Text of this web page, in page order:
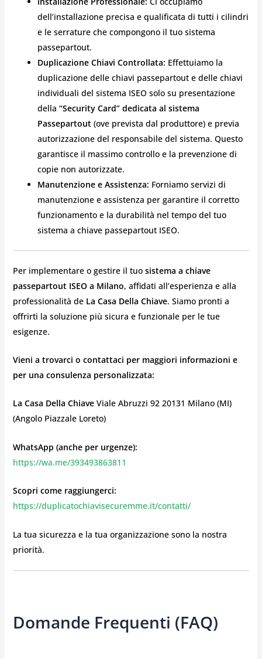
dell’installazione precisa e qualificata di tutti i cilindri
e le serrature che compongono il tuo sistema
passepartout.
Duplicazione Chiavi Controllata: Effettuiamo la
duplicazione delle chiavi passepartout e delle chiavi
individuali del sistema ISEO solo su presentazione
della “Security Card” dedicata al sistema
Passepartout(ove prevista dal produttore) e previa
autorizzazione del responsabile del sistema. Questo
garantisce il massimo controllo e la prevenzione di
copie non autorizzate.
Manutenzione e Assistenza: Forniamo servizi di
manutenzione e assistenza per garantire il corretto
funzionamento e la durabilità nel tempo del tuo
sistema a chiave passepartout ISEO.
Per implementare o gestire il tuo sistema a chiave
passepartout ISEO a Milano, affidati all’esperienza e alla
professionalità de La Casa Della Chiave. Siamo pronti a
offrirti la soluzione più sicura e funzionale per le tue
esigenze.
Vieni a trovarci o contattaci per maggiori informazioni e
per una consulenza personalizzata:
La Casa Della ChiaveViale Abruzzi 92 20131 Milano (MI)
(Angolo Piazzale Loreto)
WhatsApp (anche per urgenze):
https://wa.me/393493863811
Scopri come raggiungerci:
https://duplicatochiavisecuremme.it/contatti/
La tua sicurezza e la tua organizzazione sono la nostra
priorità.
Domande Frequenti (FAQ)